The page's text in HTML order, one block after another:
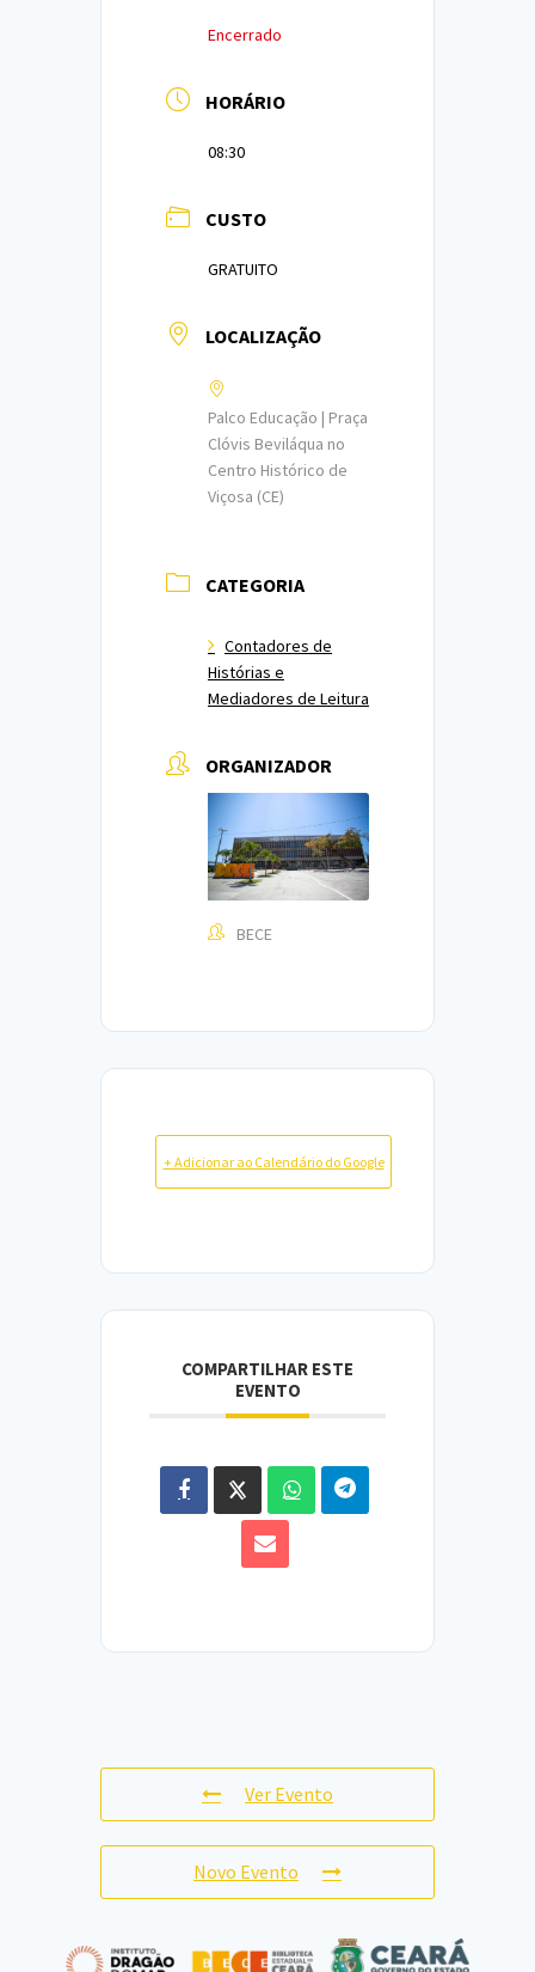
Encerrado
HORÁRIO
08:30
CUSTO
GRATUITO
LOCALIZAÇÃO
Palco Educação | Praça
Clóvis Beviláqua no
Centro Histórico de
Viçosa (CE)
CATEGORIA
Contadores de
Histórias e
Mediadores de Leitura
ORGANIZADOR
BECE
+ Adicionar ao Calendário do Google
COMPARTILHAR ESTE
EVENTO
Ver Evento
Novo Evento